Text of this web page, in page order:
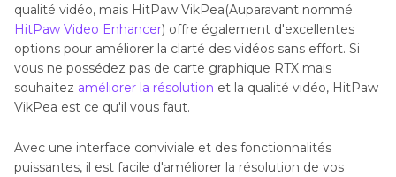
qualité vidéo, mais HitPaw VikPea(Auparavant nommé
HitPaw Video Enhancer) offre également d'excellentes
options pour améliorer la clarté des vidéos sans effort. Si
vous ne possédez pas de carte graphique RTX mais
souhaitez améliorer la résolution et la qualité vidéo, HitPaw
VikPea est ce qu'il vous faut.
Avec une interface conviviale et des fonctionnalités
puissantes, il est facile d'améliorer la résolution de vos